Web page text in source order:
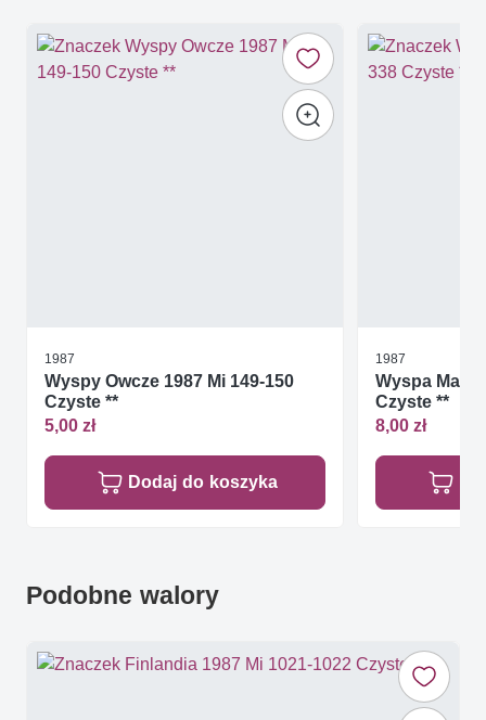
1987
Wyspy Owcze 1987 Mi 149-150
Czyste **
5,00 zł
Dodaj do koszyka
1987
Wyspa Man
Czyste **
8,00 zł
Podobne walory